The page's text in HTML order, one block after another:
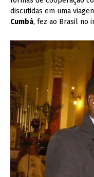
discutidas em uma
Cumbá, fez ao Brasil no